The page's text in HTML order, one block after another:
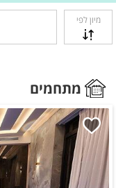
מיון לפי
מתחמים